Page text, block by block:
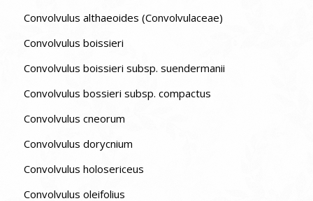
Convolvulus althaeoides (Convolvulaceae)
Convolvulus boissieri
Convolvulus boissieri subsp. suendermanii
Convolvulus bossieri subsp. compactus
Convolvulus cneorum
Convolvulus dorycnium
Convolvulus holosericeus
Convolvulus oleifolius